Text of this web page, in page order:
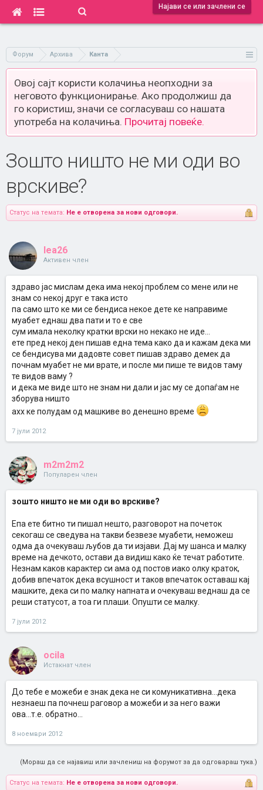
Најави се или зачлени се
Форум Архива Канта
Овој сајт користи колачиња неопходни за
неговото функционирање. Ако продолжиш да
го користиш, значи се согласуваш со нашата
употреба на колачиња. Прочитај повеќе.
Зошто ништо не ми оди во
врскиве?
Статус на темата: Не е отворена за нови одговори.
lea26
Активен член
здраво јас мислам дека има некој проблем со мене или не
знам со некој друг е така исто
па само што ке ми се бендиса некое дете ке направиме
муабет еднаш два пати и то е све
сум имала неколку кратки врски но некако не иде...
ете пред некој ден пишав една тема како да и кажам дека ми
се бендисува ми дадовте совет пишав здраво демек да
почнам муабет не ми врате, и после ми пише те видов таму
те видов ваму ?
и дека ме виде што не знам ни дали и јас му се допаѓам не
зборува ништо
ахх ке полудам од машкиве во денешно време
7 јули 2012
m2m2m2
Популарен член
зошто ништо не ми оди во врскиве?
Епа ете битно ти пишал нешто, разговорот на почеток
секогаш се сведува на такви безвезе муабети, неможеш
одма да очекуваш љубов да ти изјави. Дај му шанса и малку
време на дечкото, остави да видиш како ќе течат работите.
Незнам каков карактер си ама од постов иако олку краток,
добив впечаток дека всушност и таков впечаток оставаш кај
машките, дека си по малку напната и очекуваш веднаш да се
реши статусот, а тоа ги плаши. Опушти се малку.
7 јули 2012
ocila
Истакнат член
До тебе е можеби е знак дека не си комуникативна...дека
незнаеш па почнеш раговор а можеби и за него важи
ова...т.е. обратно...
8 ноември 2012
(Мораш да се најавиш или зачлениш на форумот за да одговараш тука.)
Статус на темата: Не е отворена за нови одговори.